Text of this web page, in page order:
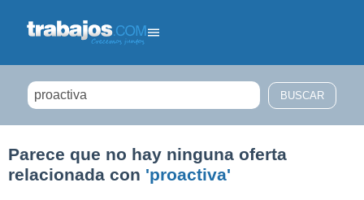
Parece que no hay ninguna oferta
relacionada con 'proactiva'